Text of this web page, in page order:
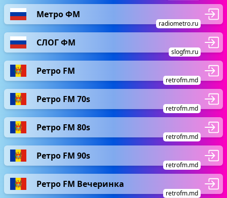
Метро ФМ
radiometro.ru
СЛОГ ФМ
slogfm.ru
Ретро FM
retrofm.md
Ретро FM 70s
retrofm.md
Ретро FM 80s
retrofm.md
Ретро FM 90s
retrofm.md
Ретро FM Вечеринка
retrofm.md